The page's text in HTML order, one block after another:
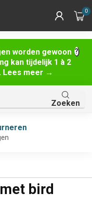
worden gewoon
kan tijdelijk 1 à 2
Lees meer →
0
Zoeken
bird